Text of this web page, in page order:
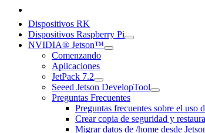
Dispositivos RK
Dispositivos Raspberry Pi
NVIDIA® Jetson™
Comenzando
Aplicaciones
JetPack 7.2
Seeed Jetson DevelopTool
Preguntas Frecuentes
Preguntas frecuentes sobre el uso
Crear copia de seguridad y
Migrar datos de /home desde